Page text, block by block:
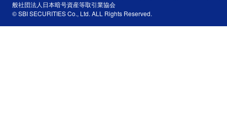
般社団法人日本暗号資産等取引業協会
© SBI SECURITIES Co., Ltd. ALL Rights Reserved.